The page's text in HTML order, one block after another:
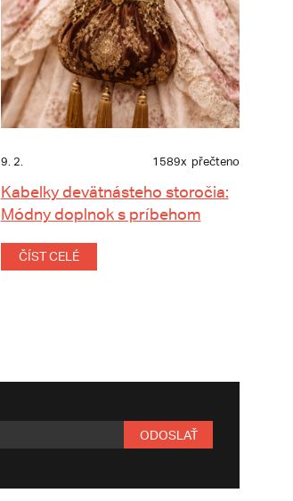
9. 2. 1589x přečteno
Kabelky devätnásteho storočia:
Módny doplnok s príbehom
ČÍST CELÉ
ODOSLAŤ